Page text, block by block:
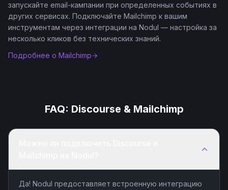
запускайте email-кампании при определенных событиях в
других сервисах. Подключайте Mailchimp к вашим
инструментам через интеграции на Nodul — настройка за
несколько кликов без технических знаний.
Подробнее о Mailchimp
FAQ: Discourse & Mailchimp
Да! Nodul предоставляет встроенную интеграцию